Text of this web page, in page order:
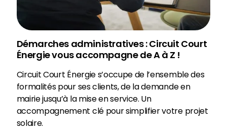
Démarches administratives : Circuit Court
Énergie vous accompagne de A à Z !
Circuit Court Énergie s’occupe de l’ensemble des
formalités pour ses clients, de la demande en
mairie jusqu’à la mise en service. Un
accompagnement clé pour simplifier votre projet
solaire.